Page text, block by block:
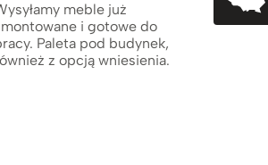
meble już
i gotowe do
Paleta pod budynek,
z opcją wniesienia.